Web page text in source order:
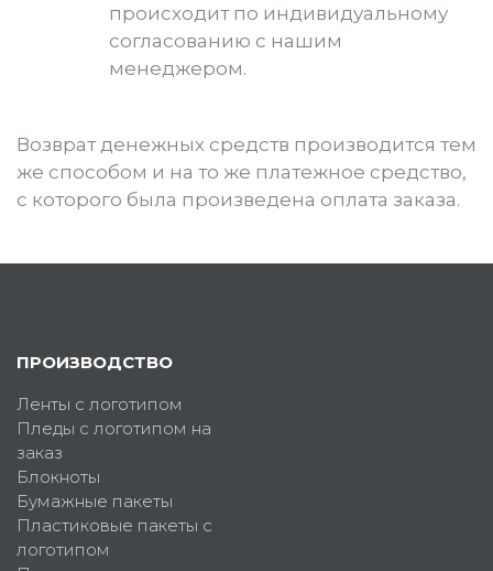
происходит по индивидуальному
согласованию с нашим
менеджером.
Возврат денежных средств производится тем
же способом и на то же платежное средство,
с которого была произведена оплата заказа.
ПРОИЗВОДСТВО
Ленты с логотипом
Пледы с логотипом на
заказ
Блокноты
Бумажные пакеты
Пластиковые пакеты с
логотипом